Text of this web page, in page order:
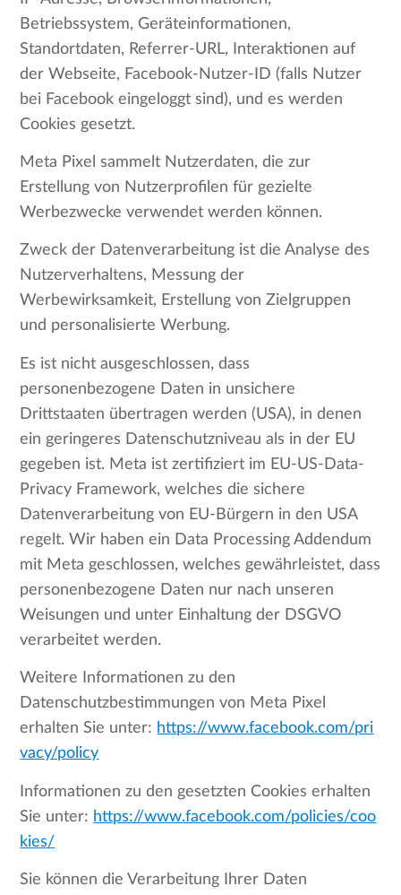
Betriebssystem, Geräteinformationen,
Standortdaten, Referrer-URL, Interaktionen auf
der Webseite, Facebook-Nutzer-ID (falls Nutzer
bei Facebook eingeloggt sind), und es werden
Cookies gesetzt.
Meta Pixel sammelt Nutzerdaten, die zur
Erstellung von Nutzerprofilen für gezielte
Werbezwecke verwendet werden können.
Zweck der Datenverarbeitung ist die Analyse des
Nutzerverhaltens, Messung der
Werbewirksamkeit, Erstellung von Zielgruppen
und personalisierte Werbung.
Es ist nicht ausgeschlossen, dass
personenbezogene Daten in unsichere
Drittstaaten übertragen werden (USA), in denen
ein geringeres Datenschutzniveau als in der EU
gegeben ist. Meta ist zertifiziert im EU-US-Data-
Privacy Framework, welches die sichere
Datenverarbeitung von EU-Bürgern in den USA
regelt. Wir haben ein Data Processing Addendum
mit Meta geschlossen, welches gewährleistet, dass
personenbezogene Daten nur nach unseren
Weisungen und unter Einhaltung der DSGVO
verarbeitet werden.
Weitere Informationen zu den
Datenschutzbestimmungen von Meta Pixel
erhalten Sie unter: https://www.facebook.com/pri
vacy/policy
Informationen zu den gesetzten Cookies erhalten
Sie unter: https://www.facebook.com/policies/coo
kies/
Sie können die Verarbeitung Ihrer Daten